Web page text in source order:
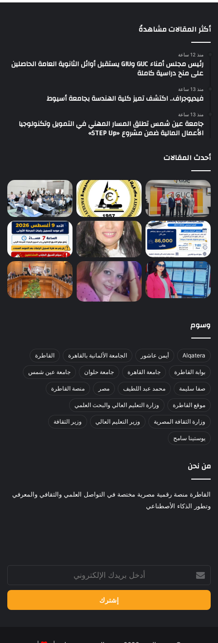
أكثر المقالات مشاهدةً
منذ 12 ساعة
رئيس مجلس أمناء GUC وGIU يستقبل أوائل الثانوية العامة الحاصلين
على منح دراسية كاملة
منذ 13 ساعة
فيديوجراف.. اكتشف تميز كلية الهندسة بجامعة أسيوط
منذ 13 ساعة
جامعة عين شمس تطلق المسار المهني في التمويل وتكنولوجيا
الأعمال المالية ضمن مشروع «STEP Up»
أحدث المقالات
وسوم
Alqatera أيمن عاشور الجامعة الألمانية بالقاهرة القاطرة
بوابة القاطرة جامعة القاهرة جامعة حلوان جامعة عين شمس
صفا سليمة محمد عبد اللطيف مصر منصة القاطرة
موقع القاطرة وزارة التعليم العالي والبحث العلمي
وزارة الثقافة المصرية وزير التعليم العالي وزير الثقافة
يوستينا سامح
من نحن
القاطرة منصة رقمية مصرية مختصة في التواصل العلمي والثقافي والمعرفي
وتطور الذكاء الأصطناعي
بريدك
الإلكتروني